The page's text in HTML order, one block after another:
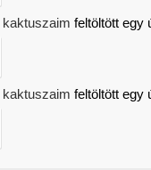
kaktuszaim feltöltött egy
kaktuszaim feltöltött egy